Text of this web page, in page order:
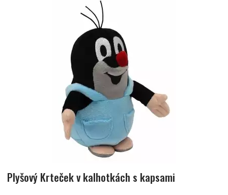
Plyšový Krteček v kalhotkách s kapsami